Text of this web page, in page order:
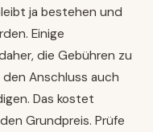
ja bestehen und
Einige
die Gebühren zu
Anschluss auch
Das kostet
Grundpreis. Prüfe